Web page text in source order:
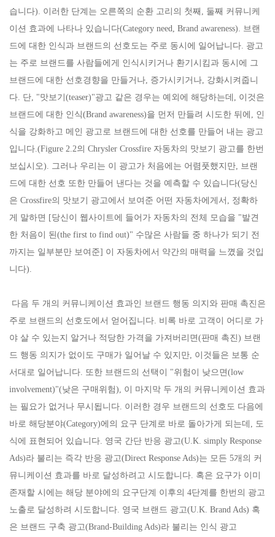
습니다). 이러한 단계는 오른쪽의 순환 고리의 첫째, 둘째 커뮤니케
이션 효과에 나타나 있습니다(Category need, Brand awareness). 브랜
드에 대한 인식과 브랜드의 선호도는 주로 동시에 일어납니다. 광고
는 주로 브랜드를 사람들에게 인식시키거나 환기시킴과 동시에 그
브랜드에 대한 선호경향을 만들거나, 증가시키거나, 강화시켜줍니
다. 단, "맛보기(teaser)"광고 같은 경우는 예외에 해당하는데, 이것은
브랜드에 대한 인식(Brand awareness)을 먼저 만들려 시도한 뒤에, 인
식을 강화하고 메인 광고로 브랜드에 대한 선호를 만들어 내는 광고
입니다.(Figure 2.2의 Chrysler Crossfire 자동차의 맛보기 광고를 한번
보십시오). 그러나 우리는 이 광고가 처음에는 어렴풋했지만, 브랜
드에 대한 선호 또한 만들어 낸다는 것을 예측할 수 있습니다(당신
은 Crossfire의 맛보기 광고에서 보여준 어떤 자동차에게서, 정확하
게 말하면 [당신이 웹사이트에 들어가 자동차의 전체 모습을 "발견
한 처음이 된(the first to find out)" 수많은 사람들 중 하나가 되기 전
까지는 일부분만 보여준] 이 자동차에서 약간의 매력을 느꼈을 것입
니다).
다음 두 개의 커뮤니케이션 효과인 브랜드 행동 의지와 판매 촉진은
주로 브랜드의 선호도에서 얻어집니다. 비록 바로 고객이 어디로 가
야 살 수 있는지 알거나 적당한 가격을 가져버리면(판매 촉진) 브랜
드 행동 의지가 없이도 구매가 일어날 수 있지만, 이것들은 보통 순
서대로 일어납니다. 또한 브랜드의 선택이 "위험이 낮으면(low
involvement)"(낮은 구매위험), 이 마지막 두 개의 커뮤니케이션 효과
는 필요가 없거나 무시됩니다. 이러한 경우 브랜드의 선호도 다음에
바로 해당분야(Category)에의 요구 단계로 바로 돌아가게 되는데, 도
식에 표현되어 있습니다. 영국 간단 반응 광고(U.K. simply Response
Ads)라 불리는 즉각 반응 광고(Direct Response Ads)는 모든 5개의 커
뮤니케이션 효과를 바로 달성하려고 시도합니다. 혹은 요구가 이미
존재할 시에는 해당 분야에의 요구단계 이후의 4단계를 한번의 광고
노출로 달성하려 시도합니다. 영국 브랜드 광고(U.K. Brand Ads) 혹
은 브랜드 구축 광고(Brand-Building Ads)라 불리는 인식 광고